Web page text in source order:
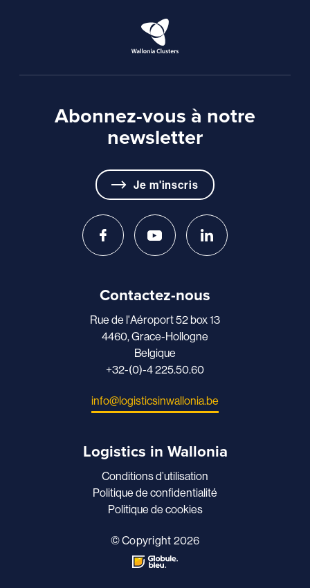
Abonnez-vous à notre
newsletter
Je m'inscris
Contactez-nous
Rue de l'Aéroport 52 box 13
4460, Grace-Hollogne
Belgique
+32-(0)-4 225.50.60
info@logisticsinwallonia.be
Logistics in Wallonia
Conditions d’utilisation
Politique de confidentialité
Politique de cookies
© Copyright 2026